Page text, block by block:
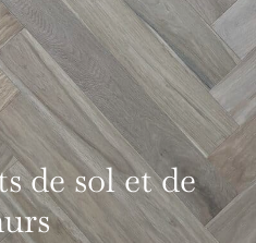
de sol et de